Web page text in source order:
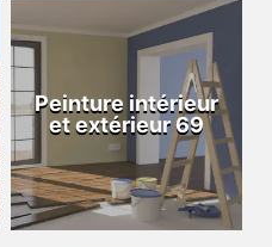
Peinture intérieur
et extérieur 69